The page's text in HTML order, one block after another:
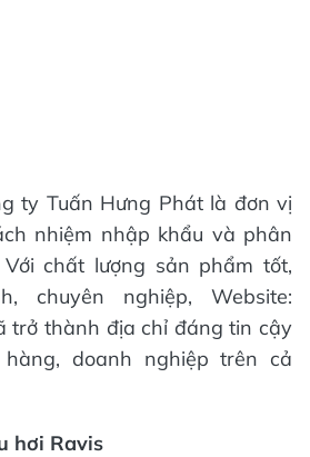
ty Tuấn Hưng Phát là đơn vị
nhiệm nhập khẩu và phân
chất lượng sản phẩm tốt,
chuyên nghiệp, Website:
trở thành địa chỉ đáng tin cậy
doanh nghiệp trên cả
hơi Ravis